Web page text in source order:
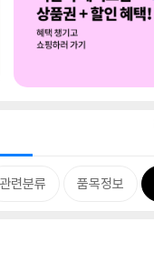
관련분류 품목정보